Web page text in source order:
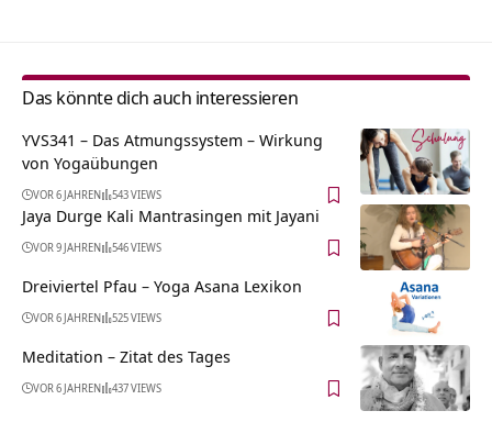
Das könnte dich auch interessieren
YVS341 – Das Atmungssystem – Wirkung
von Yogaübungen
VOR 6 JAHREN 543 VIEWS
Jaya Durge Kali Mantrasingen mit Jayani
VOR 9 JAHREN 546 VIEWS
Dreiviertel Pfau – Yoga Asana Lexikon
VOR 6 JAHREN 525 VIEWS
Meditation – Zitat des Tages
VOR 6 JAHREN 437 VIEWS